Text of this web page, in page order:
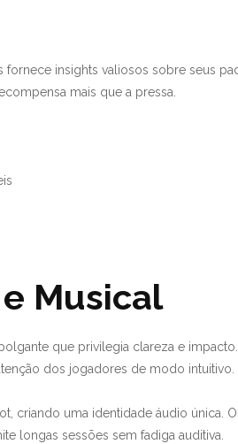
insights valiosos sobre seus
mais que a pressa.
Musical
que privilegia clareza e
dos jogadores de modo intuitivo.
criando uma identidade áudio única.
longas sessões sem fadiga auditiva.